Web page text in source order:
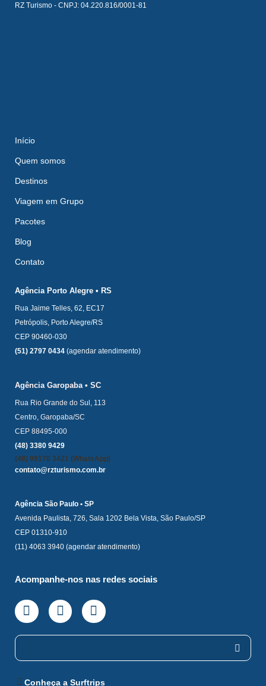
RZ Turismo - CNPJ: 04.220.816/0001-81
Início
Quem somos
Destinos
Viagem em Grupo
Pacotes
Blog
Contato
Agência Porto Alegre • RS
Rua Jaime Telles, 62, EC17
Petrópolis, Porto Alegre/RS
CEP 90460-030
(51) 2797 0434 (agendar atendimento)
Agência Garopaba • SC
Rua Rio Grande do Sul, 113
Centro, Garopaba/SC
CEP 88495-000
(48) 3380 9429
(48) 99170 3421 (WhatsApp)
contato@rzturismo.com.br
Agência São Paulo • SP
Avenida Paulista, 726, Sala 1202 Bela Vista, São Paulo/SP
CEP 01310-910
(11) 4063 3940 (agendar atendimento)
Acompanhe-nos nas redes sociais
Conheça a Surftrips